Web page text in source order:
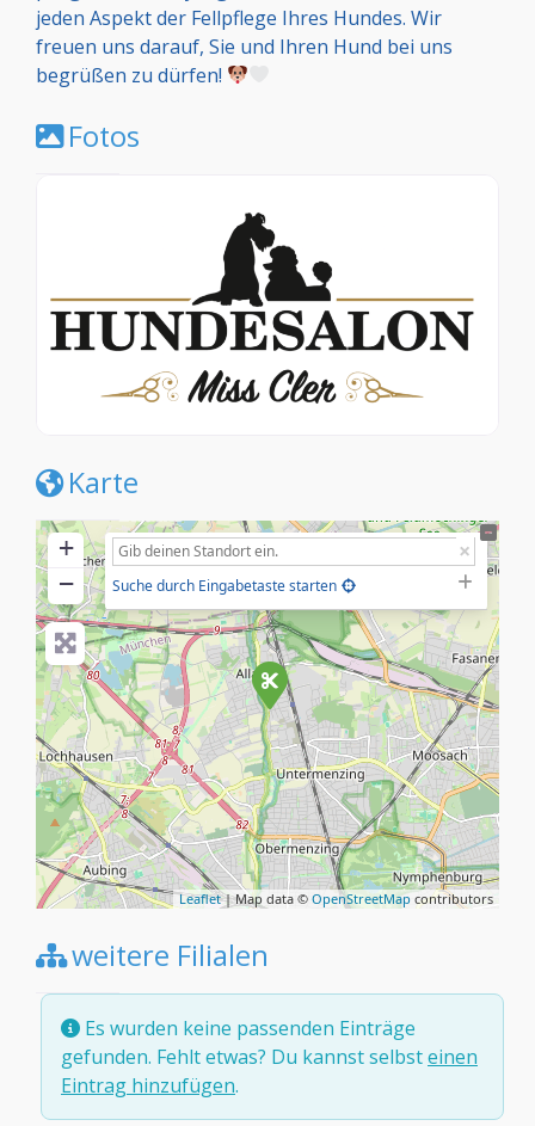
jeden Aspekt der Fellpflege Ihres Hundes. Wir
freuen uns darauf, Sie und Ihren Hund bei uns
begrüßen zu dürfen!
Fotos
Karte
+
−
Suche durch Eingabetaste starten
Leaflet| Map data © OpenStreetMapcontributors
weitere Filialen
Es wurden keine passenden Einträge
gefunden. Fehlt etwas? Du kannst selbsteinen
Eintrag hinzufügen.